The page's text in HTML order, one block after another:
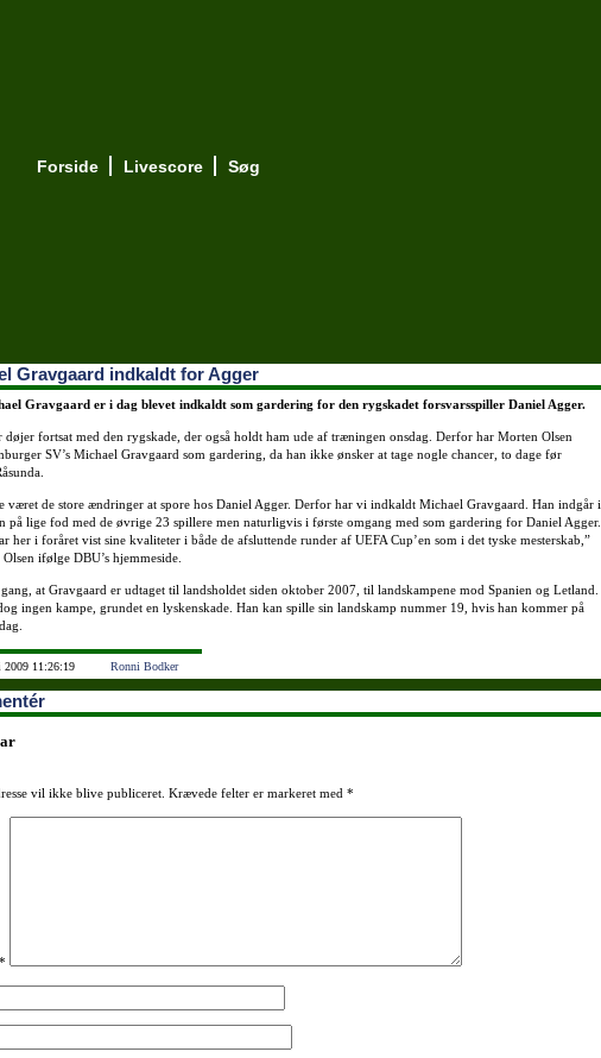
Forside Livescore Søg
Gravgaard indkaldt for Agger
Gravgaard er i dag blevet indkaldt som gardering for den rygskadet forsvarsspiller Daniel Agger.
døjer fortsat med den rygskade, der også holdt ham ude af træningen onsdag. Derfor har Morten Olsen
SV’s Michael Gravgaard som gardering, da han ikke ønsker at tage nogle chancer, to dage før
været de store ændringer at spore hos Daniel Agger. Derfor har vi indkaldt Michael Gravgaard. Han indgår i
på lige fod med de øvrige 23 spillere men naturligvis i første omgang med som gardering for Daniel Agger.
her i foråret vist sine kvaliteter i både de afsluttende runder af UEFA Cup’en som i det tyske mesterskab,”
ifølge DBU’s hjemmeside.
at Gravgaard er udtaget til landsholdet siden oktober 2007, til landskampene mod Spanien og Letland.
ingen kampe, grundet en lyskenskade. Han kan spille sin landskamp nummer 19, hvis han kommer på
11:26:19 Ronni Bodker
vil ikke blive publiceret. Krævede felter er markeret med *
*